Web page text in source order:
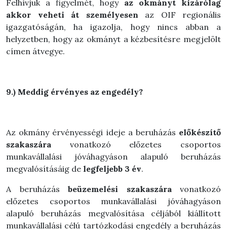
Felhívjuk a figyelmét, hogy az okmányt kizárólag
akkor veheti át személyesen az OIF regionális
igazgatóságán, ha igazolja, hogy nincs abban a
helyzetben, hogy az okmányt a kézbesítésre megjelölt
címen átvegye.
9.) Meddig érvényes az engedély?
Az okmány érvényességi ideje a beruházás előkészítő
szakaszára vonatkozó előzetes csoportos
munkavállalási jóváhagyáson alapuló beruházás
megvalósításáig de legfeljebb 3 év.
A beruházás beüzemelési szakaszáravonatkozó
előzetes csoportos munkavállalási jóváhagyáson
alapuló beruházás megvalósítása céljából kiállított
munkavállalási célú tartózkodási engedély a beruházás